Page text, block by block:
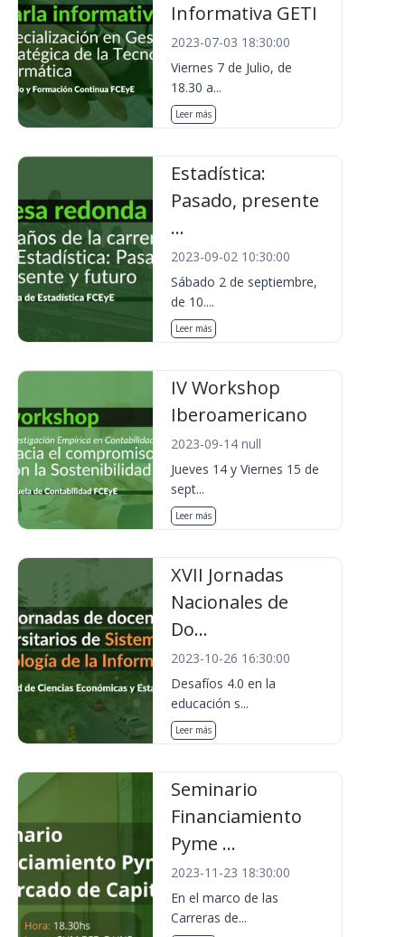
Informativa GETI
2023-07-03 18:30:00
Viernes 7 de Julio, de
18.30 a...
Leer más
Estadística:
Pasado, presente
...
2023-09-02 10:30:00
Sábado 2 de septiembre,
de 10....
Leer más
IV Workshop
Iberoamericano
2023-09-14 null
Jueves 14 y Viernes 15 de
sept...
Leer más
XVII Jornadas
Nacionales de
Do...
2023-10-26 16:30:00
Desafíos 4.0 en la
educación s...
Leer más
Seminario
Financiamiento
Pyme ...
2023-11-23 18:30:00
En el marco de las
Carreras de...